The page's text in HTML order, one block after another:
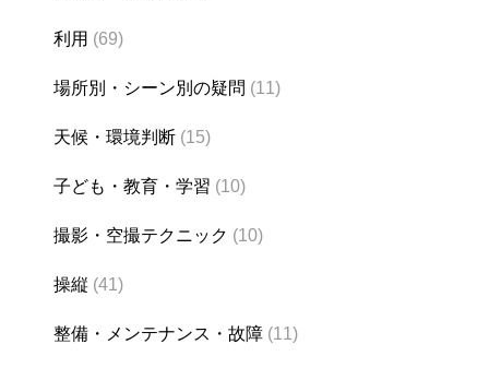
利用 (69)
場所別・シーン別の疑問 (11)
天候・環境判断 (15)
子ども・教育・学習 (10)
撮影・空撮テクニック (10)
操縦 (41)
整備・メンテナンス・故障 (11)